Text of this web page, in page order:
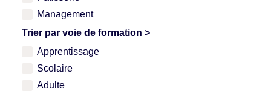
Management
Trier par voie de formation >
Apprentissage
Scolaire
Adulte